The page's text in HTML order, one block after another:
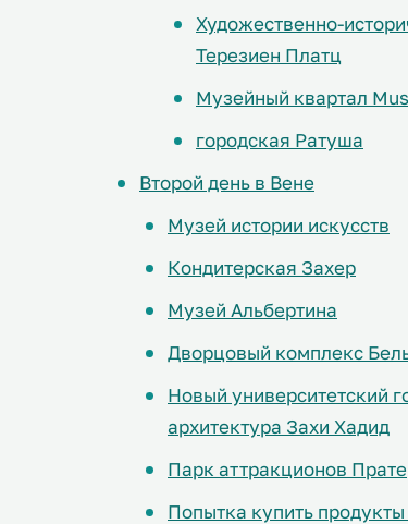
Художественно-
Терезиен Платц
Музейный квартал
городская Ратуша
Второй день в Вене
Музей истории искусств
Кондитерская Захер
Музей Альбертина
Дворцовый комплекс
Новый университетский
архитектура Захи Хадид
Парк аттракционов
Попытка купить